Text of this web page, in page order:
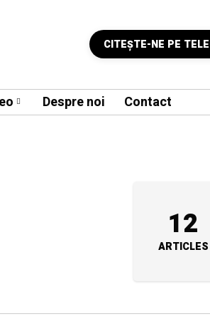
CITEŞTE-NE PE
Despre noi Contact
12
ARTICLES